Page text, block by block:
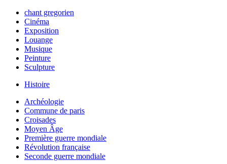
chant gregorien
Cinéma
Exposition
Louange
Musique
Peinture
Sculpture
Histoire
Archéologie
Commune de paris
Croisades
Moyen Âge
Première guerre mondiale
Révolution française
Seconde guerre mondiale